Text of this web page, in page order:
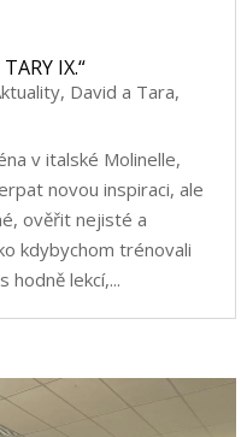
IX.“
, David a Tara,
v italské Molinelle,
novou inspiraci, ale
ověřit nejisté a
kdybychom trénovali
hodně lekcí,...